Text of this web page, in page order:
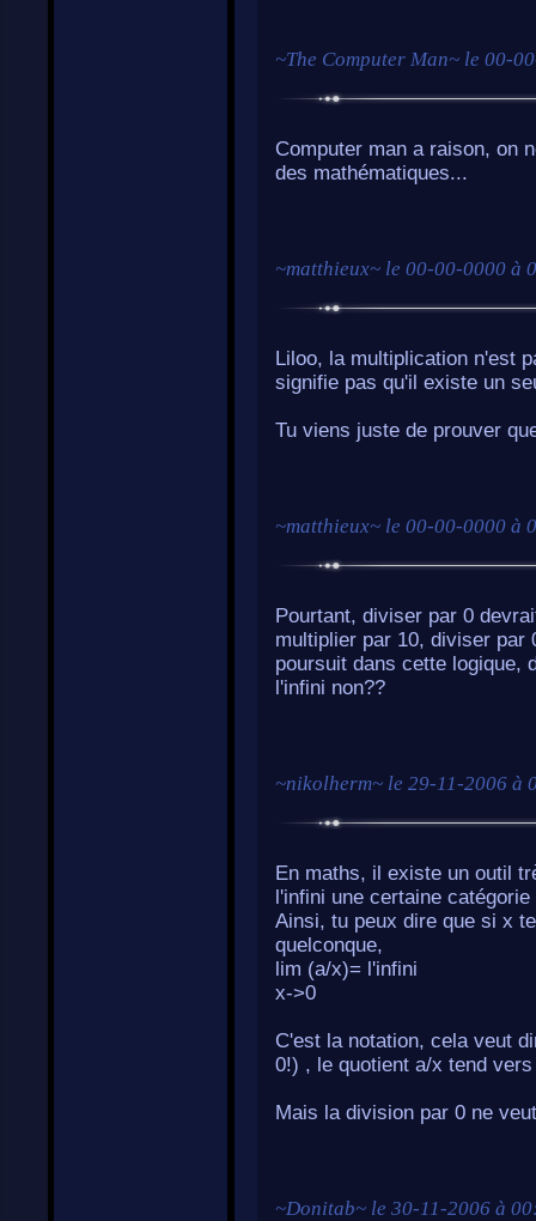
~The Computer Man~ le 00-
Computer man a raison, on
des mathématiques...
~matthieux~ le 00-00-0000 à
Liloo, la multiplication n'est
signifie pas qu'il existe un
Tu viens juste de prouver
~matthieux~ le 00-00-0000 à
Pourtant, diviser par 0
multiplier par 10, diviser par
poursuit dans cette logique,
l'infini non??
~nikolherm~ le 29-11-2006 à
En maths, il existe un outil
l'infini une certaine
Ainsi, tu peux dire que si x
quelconque,
lim (a/x)= l'infini
x->0
C'est la notation, cela veut
0!) , le quotient a/x tend
Mais la division par 0 ne
~Donitab~ le 30-11-2006 à